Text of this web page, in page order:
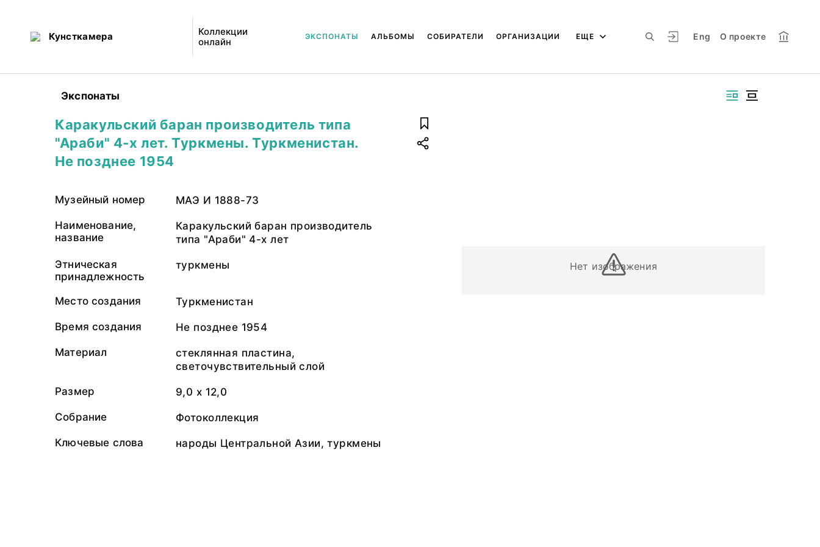
Кунсткамера
Коллекции
онлайн
Eng О проекте
ЭКСПОНАТЫ АЛЬБОМЫ СОБИРАТЕЛИ ОРГАНИЗАЦИИ ЕЩЕ
Экспонаты
Нет изображения
Каракульский баран производитель типа
"Араби" 4-х лет. Туркмены. Туркменистан.
Не позднее 1954
Музейный номер МАЭ И 1888-73
Наименование,
название
Каракульский баран производитель
типа "Араби" 4-х лет
Этническая
принадлежность
туркмены
Место создания Туркменистан
Время создания Не позднее 1954
Материал
стеклянная пластина,
светочувствительный слой
Размер 9,0 х 12,0
Собрание Фотоколлекция
Ключевые слова народы Центральной Азии, туркмены